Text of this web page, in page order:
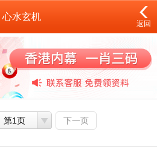
心水玄机
返回
第1页 下一页